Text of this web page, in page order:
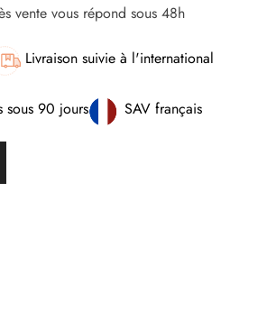
vente vous répond sous 48h
Livraison suivie à l'international
sous 90 jours SAV français